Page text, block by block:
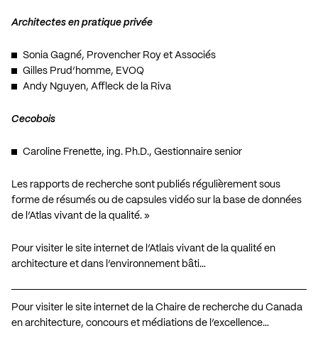
Architectes en pratique privée
Sonia Gagné, Provencher Roy et Associés
Gilles Prud’homme, EVOQ
Andy Nguyen, Affleck de la Riva
Cecobois
Caroline Frenette, ing. Ph.D., Gestionnaire senior
Les rapports de recherche sont publiés régulièrement sous
forme de résumés ou de capsules vidéo sur la base de données
de l’Atlas vivant de la qualité. »
Pour visiter le site internet de l’Atlais vivant de la qualité en
architecture et dans l’environnement bâti…
Pour visiter le site internet de la Chaire de recherche du Canada
en architecture, concours et médiations de l’excellence…